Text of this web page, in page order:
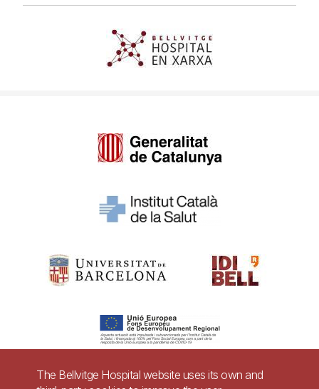
The Bellvitge Hospital website uses its own and